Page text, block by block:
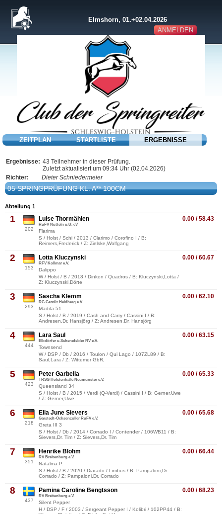
ANMELDEN
Elmshorn, 01.+02.04.2026
ZEITPLAN STARTLISTE ERGEBNISSE
Ergebnisse: 43 Teilnehmer in dieser Prüfung.
Zuletzt aktualisiert um 09:34 Uhr (02.04.2026)
Richter:
Dieter Schniedermeier
05 SPRINGPRÜFUNG KL. A** 100CM
Abteilung 1
1
202
0.00 / 58.43
Luise Thormählen
RuFV Nutteln u.U. eV
Flarima
S / Holst / Schi / 2013 / Clarimo / Corofino I / B:
Reimers,Frederick / Z: Zielske,Wolfgang
2
153
0.00 / 60.67
Lotta Kluczynski
RFV Kollmar e.V.
Dalippo
W / Holst / B / 2018 / Dinken / Quadros / B: Kluczynski,Lotta /
Z: Kluczynski,Dörte
3
293
0.00 / 62.10
Sascha Klemm
RG Gestüt Heidberg e.V.
Madita 51
S / Holst / B / 2019 / Cash and Carry / Cassini I / B:
Andresen,Dr. Hansjörg / Z: Andresen,Dr. Hansjörg
4
444
0.00 / 63.15
Lara Saul
Elbdörfer u.Schenefelder RV e.V.
Townsend
W / DSP / Db / 2016 / Toulon / Qui Lago / 107ZL89 / B:
Saul,Lara / Z: Wittemer GbR,
5
423
0.00 / 65.33
Peter Garbella
TRSG Holstenhalle Neumünster e.V.
Queensland 34
S / Holst / B / 2015 / Verdi (Q-Verdi) / Cassini I / B: Gerner,Uwe
/ Z: Gerner,Uwe
6
218
0.00 / 65.68
Ella June Sievers
Garstedt-Ochsenzoller RuFV e.V.
Greta III 3
S / Holst / Db / 2014 / Corrado I / Contender / 106WB11 / B:
Sievers,Dr. Tim / Z: Sievers,Dr. Tim
7
351
0.00 / 66.44
Henrike Blohm
RV Breitenburg e.V.
Natalma P.
S / Holst / B / 2020 / Diarado / Limbus / B: Pampaloni,Dr.
Corrado / Z: Pampaloni,Dr. Corrado
8
437
0.00 / 68.23
Pamina Caroline Bengtsson
RV Breitenburg e.V.
Silent Pepper
H / DSP / F / 2003 / Sergeant Pepper I / Kolibri / 102PP44 / B: